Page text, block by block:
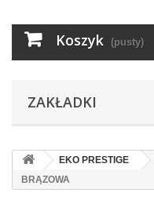
Koszyk (pusty)
ZAKŁADKI
EKO PRESTIGE
BRĄZOWA